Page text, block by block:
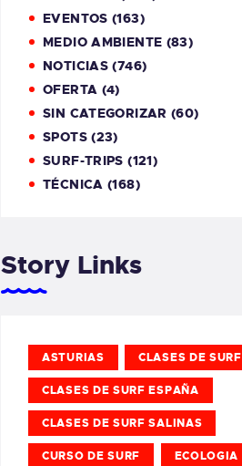
EVENTOS (163)
MEDIO AMBIENTE (83)
NOTICIAS (746)
OFERTA (4)
SIN CATEGORIZAR (60)
SPOTS(23)
SURF-TRIPS (121)
TÉCNICA (168)
Story Links
ASTURIAS CLASES DE SURF
CLASES DE SURF ESPAÑA
CLASES DE SURF SALINAS
CURSO DE SURF ECOLOGIA